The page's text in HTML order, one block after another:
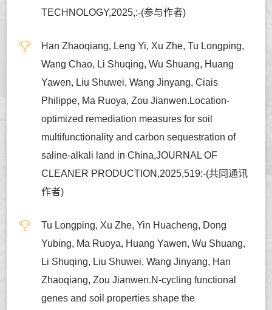
TECHNOLOGY,2025,:-(参与作者)
Han Zhaoqiang, Leng Yi, Xu Zhe, Tu Longping,
Wang Chao, Li Shuqing, Wu Shuang, Huang
Yawen, Liu Shuwei, Wang Jinyang, Ciais
Philippe, Ma Ruoya, Zou Jianwen.Location-
optimized remediation measures for soil
multifunctionality and carbon sequestration of
saline-alkali land in China,JOURNAL OF
CLEANER PRODUCTION,2025,519:-(共同通讯
作者)
Tu Longping, Xu Zhe, Yin Huacheng, Dong
Yubing, Ma Ruoya, Huang Yawen, Wu Shuang,
Li Shuqing, Liu Shuwei, Wang Jinyang, Han
Zhaoqiang, Zou Jianwen.N-cycling functional
genes and soil properties shape the